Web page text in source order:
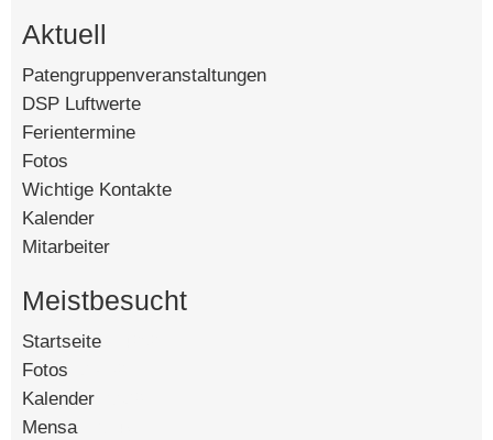
Aktuell
Patengruppenveranstaltungen
DSP Luftwerte
Ferientermine
Fotos
Wichtige Kontakte
Kalender
Mitarbeiter
Meistbesucht
Startseite
Fotos
Kalender
Mensa